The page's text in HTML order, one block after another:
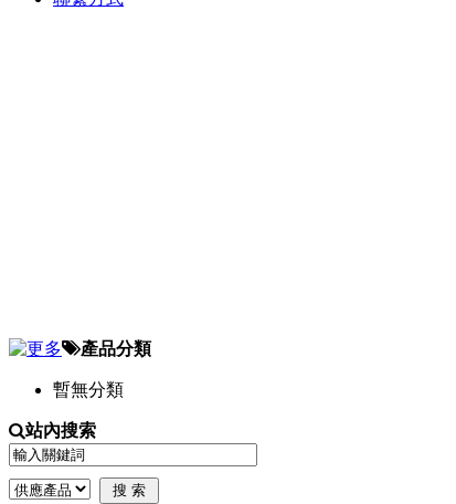
產品分類
暫無分類
站內搜索